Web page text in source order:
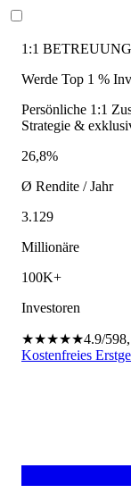
1:1 BETREUUNG
Werde Top 1 %
Persönliche 1:1
Strategie &
26,8%
Ø Rendite / Jahr
3.129
Millionäre
100K+
Investoren
★★★★★4.9/5
Kostenfreies